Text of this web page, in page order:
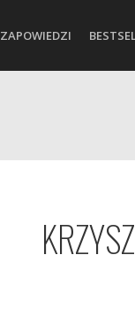
ZAPOWIEDZI